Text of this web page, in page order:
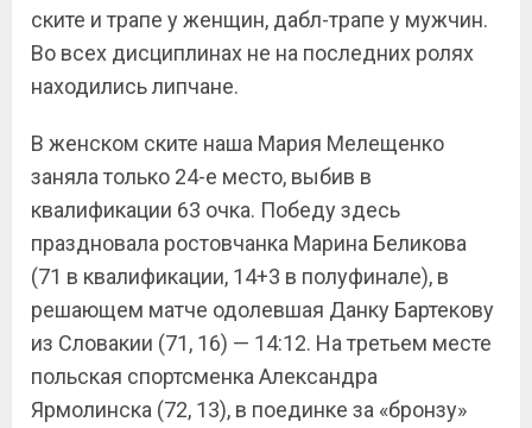
ските и трапе у женщин, дабл-трапе у мужчин.
Во всех дисциплинах не на последних ролях
находились липчане.
В женском ските наша Мария Мелещенко
заняла только 24-е место, выбив в
квалификации 63 очка. Победу здесь
праздновала ростовчанка Марина Беликова
(71 в квалификации, 14+3 в полуфинале), в
решающем матче одолевшая Данку Бартекову
из Словакии (71, 16) — 14:12. На третьем месте
польская спортсменка Александра
Ярмолинска (72, 13), в поединке за «бронзу»